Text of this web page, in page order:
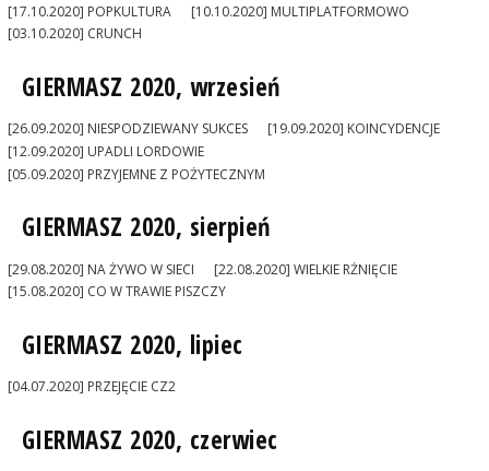
[17.10.2020] POPKULTURA
[10.10.2020] MULTIPLATFORMOWO
[03.10.2020] CRUNCH
GIERMASZ 2020, wrzesień
[26.09.2020] NIESPODZIEWANY SUKCES
[19.09.2020] KOINCYDENCJE
[12.09.2020] UPADLI LORDOWIE
[05.09.2020] PRZYJEMNE Z POŻYTECZNYM
GIERMASZ 2020, sierpień
[29.08.2020] NA ŻYWO W SIECI
[22.08.2020] WIELKIE RŻNIĘCIE
[15.08.2020] CO W TRAWIE PISZCZY
GIERMASZ 2020, lipiec
[04.07.2020] PRZEJĘCIE CZ2
GIERMASZ 2020, czerwiec